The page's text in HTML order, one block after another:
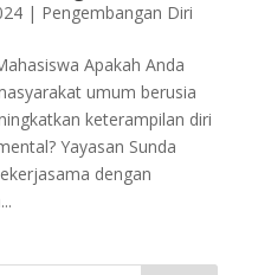
| Pengembangan Diri
Apakah Anda
umum berusia
keterampilan diri
Yayasan Sunda
dengan